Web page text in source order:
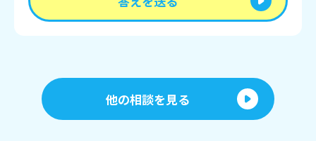
他の相談を見る